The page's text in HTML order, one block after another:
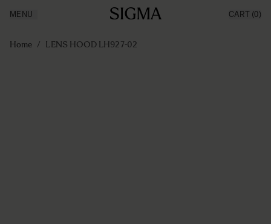
Producten
Inspiratie
MENU CART (0)
Home / LENS HOOD LH927-02